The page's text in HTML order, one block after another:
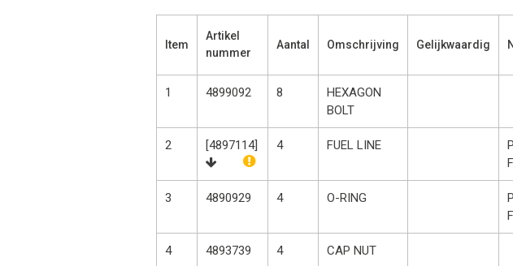
Item
Artikel
nummer
Aantal Omschrijving Gelijkwaardig
1 4899092 8
HEXAGON
BOLT
2 [4897114] 4 FUEL LINE
3 4890929 4 O-RING
4 4893739 4 CAP NUT